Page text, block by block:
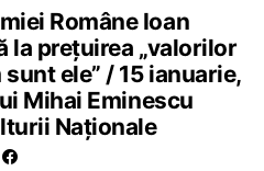
Române Ioan
la preţuirea „valorilor
ele” / 15 ianuarie,
Mihai Eminescu
Naționale